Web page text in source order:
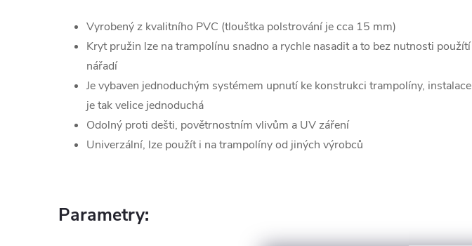
Vyrobený z kvalitního PVC (tlouštka polstrování je cca 15 mm)
Kryt pružin lze na trampolínu snadno a rychle nasadit a to bez nutnosti použítí
nářadí
Je vybaven jednoduchým systémem upnutí ke konstrukci trampolíny, instalace
je tak velice jednoduchá
Odolný proti dešti, povětrnostním vlivům a UV záření
Univerzální, lze použít i na trampolíny od jiných výrobců
Parametry: